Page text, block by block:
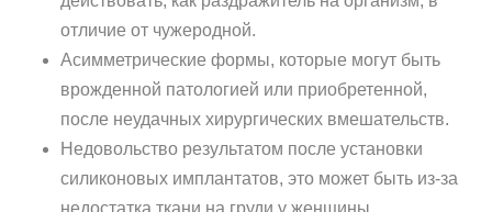
отличие от чужеродной.
Асимметрические формы, которые могут быть
врожденной патологией или приобретенной,
после неудачных хирургических вмешательств.
Недовольство результатом после установки
силиконовых имплантатов, это может быть из-за
недостатка ткани на груди у женщины.